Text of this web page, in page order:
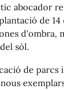
abocador
de 14
d'ombra,
sòl.
de parcs